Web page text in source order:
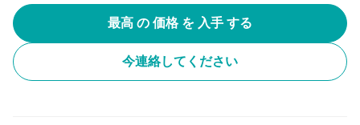
最高 の 価格 を 入手 する
今連絡してください